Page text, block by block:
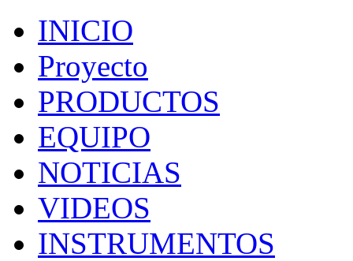
INICIO
Proyecto
PRODUCTOS
EQUIPO
NOTICIAS
VIDEOS
INSTRUMENTOS